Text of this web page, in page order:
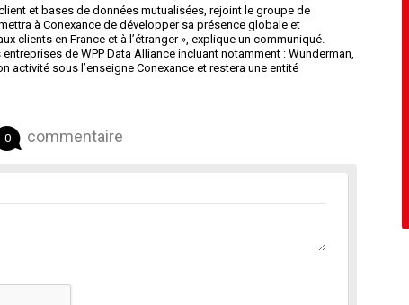
et bases de données mutualisées, rejoint le groupe de
à Conexance de développer sa présence globale et
clients en France et à l’étranger », explique un communiqué.
de WPP Data Alliance incluant notamment : Wunderman,
activité sous l’enseigne Conexance et restera une entité
0 commentaire